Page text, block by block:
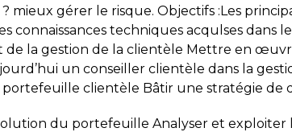
mieux gérer le risque. Objectifs :Les
connaissances techniques acqulses dans
la gestion de la clientèle Mettre en
un conseiller clientèle dans la
portefeuille clientèle Bâtir une stratégie de
du portefeuille Analyser et exploiter